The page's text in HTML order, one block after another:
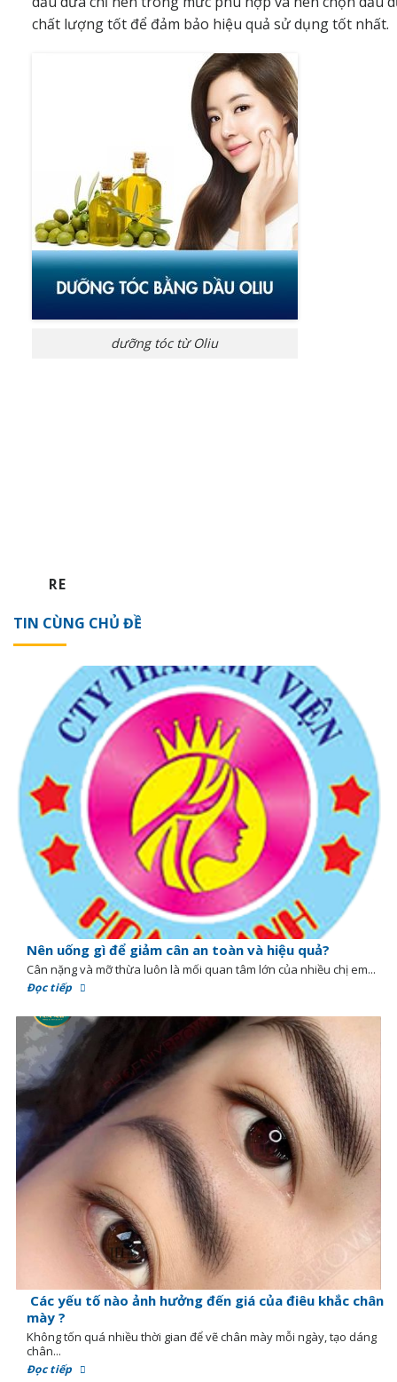
chất lượng tốt để đảm bảo hiệu quả sử dụng tốt nhất.
dưỡng tóc từ Oliu
RE
TIN CÙNG CHỦ ĐỀ
Nên uống gì để giảm cân an toàn và hiệu quả?
Cân nặng và mỡ thừa luôn là mối quan tâm lớn của nhiều chị em...
Đọc tiếp
Các yếu tố nào ảnh hưởng đến giá của điêu khắc chân
mày ?
Không tốn quá nhiều thời gian để vẽ chân mày mỗi ngày, tạo dáng
chân...
Đọc tiếp